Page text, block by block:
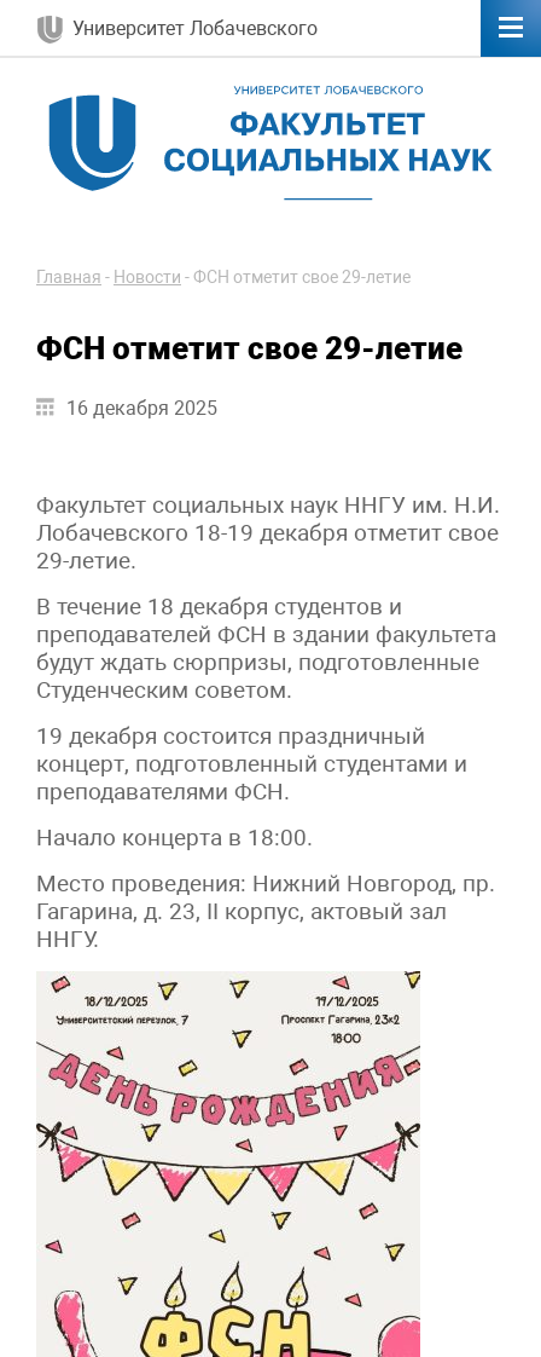
Университет Лобачевского
Главная - Новости -ФСН отметит свое 29-летие
ФСН отметит свое 29-летие
16 декабря 2025
Факультет социальных наук ННГУ им. Н.И.
Лобачевского 18-19 декабря отметит свое
29-летие.
В течение 18 декабря студентов и
преподавателей ФСН в здании факультета
будут ждать сюрпризы, подготовленные
Студенческим советом.
19 декабря состоится праздничный
концерт, подготовленный студентами и
преподавателями ФСН.
Начало концерта в 18:00.
Место проведения: Нижний Новгород, пр.
Гагарина, д. 23, II корпус, актовый зал
ННГУ.